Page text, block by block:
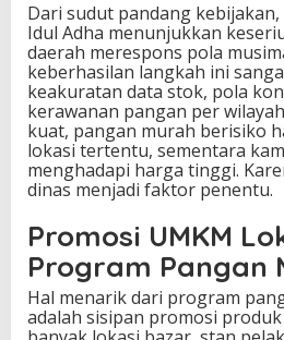
Dari sudut pandang
Idul Adha menunjukkan
daerah merespons pola
keberhasilan langkah ini
keakuratan data stok, pola
kerawanan pangan per
kuat, pangan murah berisiko
lokasi tertentu, sementara
menghadapi harga tinggi.
dinas menjadi faktor penentu.
Promosi UMKM
Program Pangan
Hal menarik dari program
adalah sisipan promosi